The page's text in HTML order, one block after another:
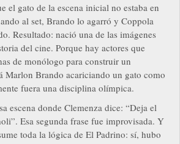
el gato de la escena inicial no estaba en
al set, Brando lo agarró y Coppola
Resultado: nació una de las imágenes
del cine. Porque hay actores que
de monólogo para construir un
Marlon Brando acariciando un gato como
fuera una disciplina olímpica.
escena donde Clemenza dice: “Deja el
Esa segunda frase fue improvisada. Y
toda la lógica de El Padrino: sí, hubo